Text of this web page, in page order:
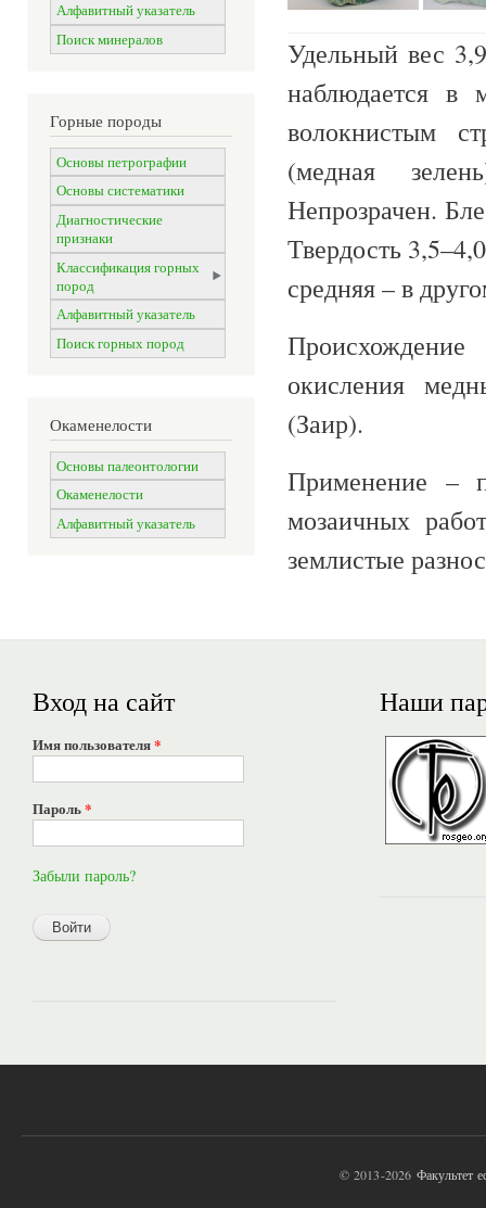
Алфавитный указатель
Поиск минералов
Горные породы
Основы петрографии
Основы систематики
Диагностические
признаки
Классификация горных
пород
Алфавитный указатель
Поиск горных пород
Окаменелости
Основы палеонтологии
Окаменелости
Алфавитный указатель
Удельный вес
наблюдается в
волокнистым
(медная
Непрозрачен.
Твердость
средняя – в
окисления
(Заир).
Применение –
мозаичных
землистые
Вход на сайт
Имя пользователя*
Пароль*
Забыли пароль?
Наши
© 2013-2026 Факультет